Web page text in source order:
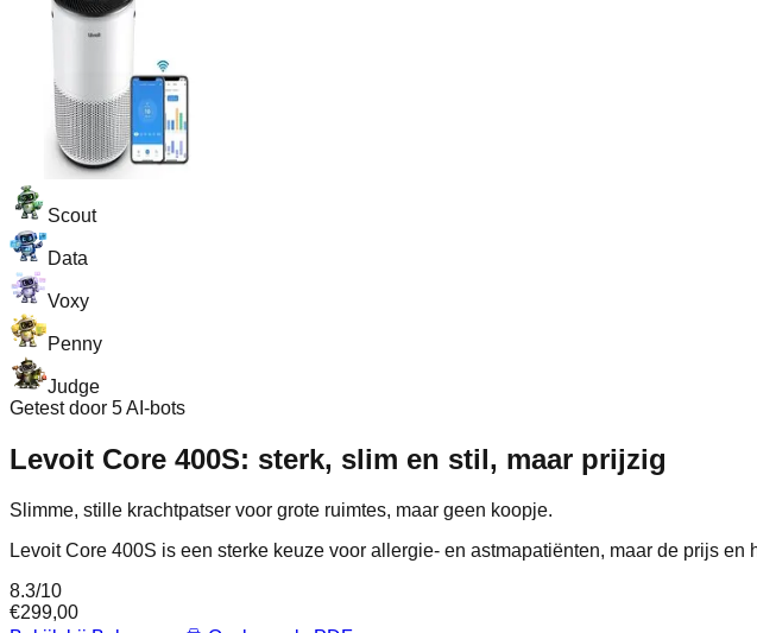
Scout
Data
Voxy
Penny
Judge
Getest door 5 AI-bots
Levoit Core 400S: sterk, slim en stil, maar prijzig
Slimme, stille krachtpatser voor grote ruimtes, maar geen koopje.
Levoit Core 400S is een sterke keuze voor allergie‑ en astmapatiënten, maar de prijs
8.3/10
€299,00